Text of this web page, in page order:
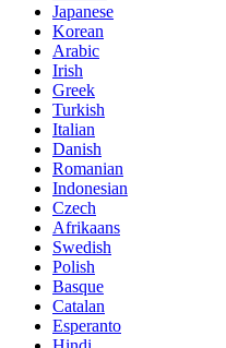
Japanese
Korean
Arabic
Irish
Greek
Turkish
Italian
Danish
Romanian
Indonesian
Czech
Afrikaans
Swedish
Polish
Basque
Catalan
Esperanto